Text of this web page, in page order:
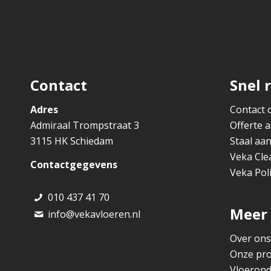
Contact
Adres
Admiraal Trompstraat 3
3115 HK Schiedam
Contactgegevens
010 437 41 70
info@vekavloeren.nl
Snel
Contact
Offerte
Staal
Veka
Veka
Over ons
Onze